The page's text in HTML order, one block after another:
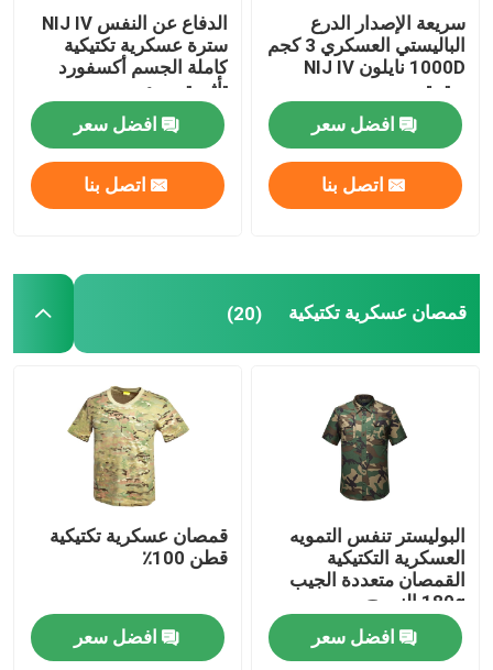
اطلب اقتباس
الزي العسكري القتالي
زي التمويه العسكري
معطف الشتاء العسكري
حقيبة ظهر عسكرية تكتيكية
سترة عسكرية تكتيكية
أحذية جلدية عسكرية
أحذية اللباس العسكري
سريعة الإصدار الدرع
الباليستي العسكري 3 كجم
1000D نايلون NIJ IV
سترة
افضل سعر
اتصل بنا
الدفاع عن النفس NIJ IV
سترة عسكرية تكتيكية
كاملة الجسم أكسفورد
تأثير توسيد
افضل سعر
اتصل بنا
قمصان عسكرية تكتيكية (20)
البوليستر تنفس التمويه
العسكرية التكتيكية
القمصان متعددة الجيب
180g النسيج
افضل سعر
قمصان عسكرية تكتيكية
قطن 100٪
افضل سعر